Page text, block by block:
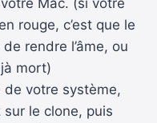
rouge, c’est que le
rendre l’âme, ou
mort)
de votre système,
le clone, puis